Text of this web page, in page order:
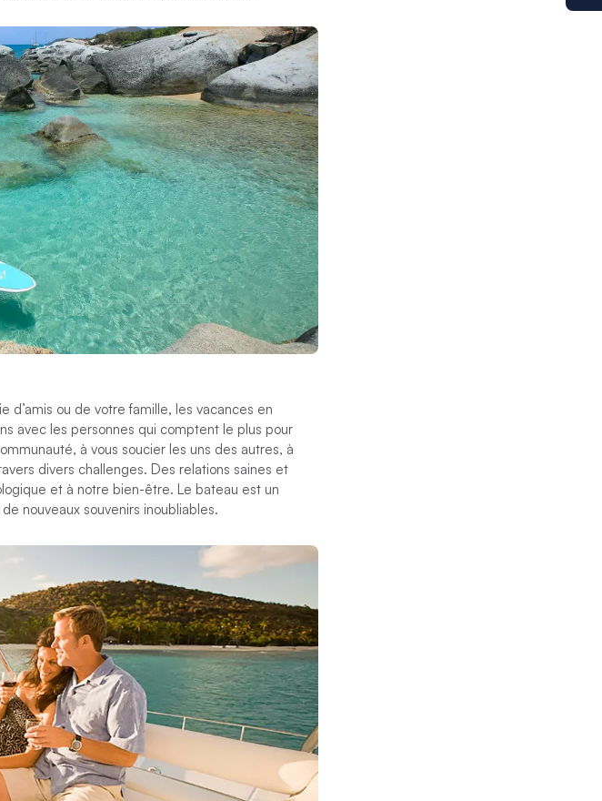
d’amis ou de votre famille, les vacances en
avec les personnes qui comptent le plus pour
à vous soucier les uns des autres, à
divers challenges. Des relations saines et
et à notre bien-être. Le bateau est un
nouveaux souvenirs inoubliables.